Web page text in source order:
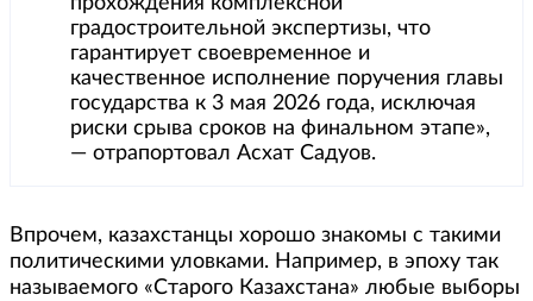
градостроительной экспертизы, что
гарантирует своевременное и
качественное исполнение поручения главы
государства к 3 мая 2026 года, исключая
риски срыва сроков на финальном этапе»,
— отрапортовал Асхат Садуов.
Впрочем, казахстанцы хорошо знакомы с такими
политическими уловками. Например, в эпоху так
называемого «Старого Казахстана» любые выборы